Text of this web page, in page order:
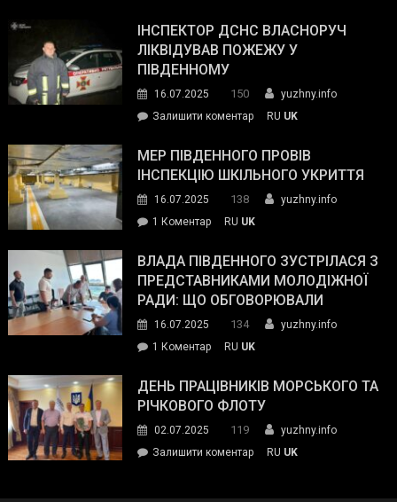
провів
нараду
силових
та
органів:
«Наш
спільний
окупанти.
Маємо
діяти
команда
ІНСПЕКТОР ДСНС ВЛАСНОРУЧ
ЛІКВІДУВАВ ПОЖЕЖУ У
ПІВДЕННОМУ
16.07.2025 150
yuzhny.info
Залишити коментарon
ДСНС
власноруч
пожежу
у
RU UK
МЕР ПІВДЕННОГО ПРОВІВ
ІНСПЕКЦІЮ ШКІЛЬНОГО УКРИТТЯ
16.07.2025 138
yuzhny.info
1 Коментардо
Південного
провів
інспекцію
укриття
RU UK
ВЛАДА ПІВДЕННОГО ЗУСТРІЛАСЯ З
ПРЕДСТАВНИКАМИ МОЛОДІЖНОЇ
РАДИ: ЩО ОБГОВОРЮВАЛИ
16.07.2025 134
yuzhny.info
1 Коментардо
Південного
зустрілася
представниками
молодіжної
RU UK
ДЕНЬ ПРАЦІВНИКІВ МОРСЬКОГО ТА
РІЧКОВОГО ФЛОТУ
02.07.2025 119
yuzhny.info
Залишити коментарon
RU UK